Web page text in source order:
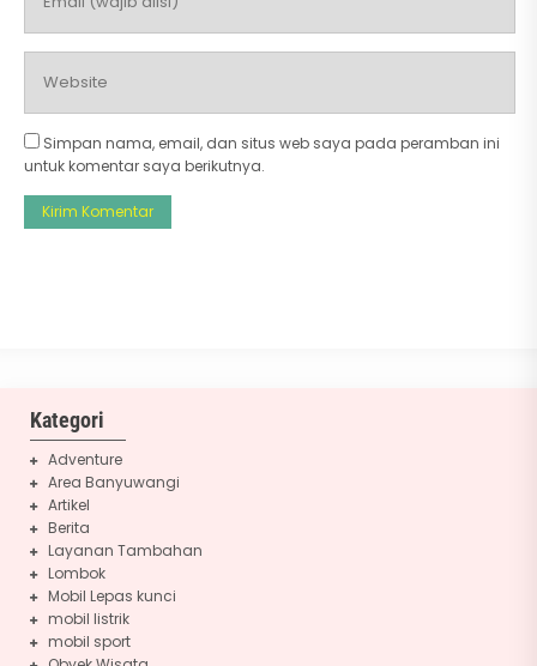
Simpan nama, email, dan situs web saya pada peramban ini
untuk komentar saya berikutnya.
Kategori
Adventure
Area Banyuwangi
Artikel
Berita
Layanan Tambahan
Lombok
Mobil Lepas kunci
mobil listrik
mobil sport